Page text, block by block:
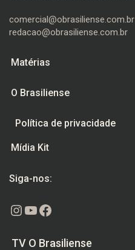
comercial@obrasiliense.com.br
redacao@obrasiliense.com.br
Matérias
O Brasiliense
Política de privacidade
Mídia Kit
Siga-nos:
Instagram
Youtube
Facebook
TV O Brasiliense